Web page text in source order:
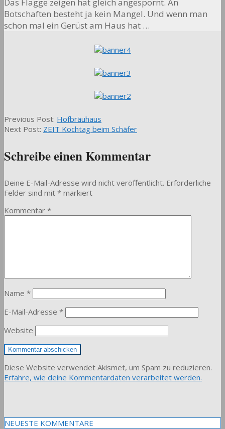
Das Flagge zeigen hat gleich angespornt. An
Botschaften besteht ja kein Mangel. Und wenn man
schon mal ein Gerüst am Haus hat …
2015-
04-
Previous Post: Hofbräuhaus
Next Post: ZEIT Kochtag beim Schäfer
Schreibe einen Kommentar
Deine E-Mail-Adresse wird nicht veröffentlicht. Erforderliche
Felder sind mit * markiert
Kommentar *
Name *
E-Mail-Adresse *
Website
Diese Website verwendet Akismet, um Spam zu reduzieren.
Erfahre, wie deine Kommentardaten verarbeitet werden.
NEUESTE KOMMENTARE